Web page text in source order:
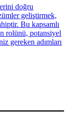
doğru
geliştirmek,
Bu kapsamlı
rolünü, potansiyel
gereken adımları